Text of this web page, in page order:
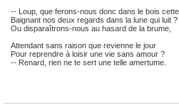
-- Loup, que ferons-nous donc dans le bois cette
Baignant nos deux regards dans la lune qui luit ?
Ou disparaîtrons-nous au hasard de la brume,
Attendant sans raison que revienne le jour
Pour reprendre à loisir une vie sans amour ?
-- Renard, rien ne te sert une telle amertume.